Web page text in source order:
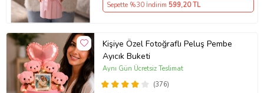
Sepette %30 İndirim 599,20 TL
Kişiye Özel Fotoğraflı Peluş Pembe
Ayıcık Buketi
(376)
Aynı Gün Ücretsiz Teslimat